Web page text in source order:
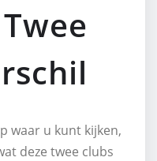
waar u kunt kijken,
deze twee clubs